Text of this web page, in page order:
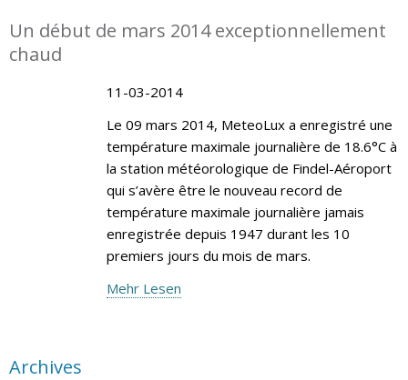
Un début de mars 2014 exceptionnellement
chaud
11-03-2014
Le 09 mars 2014, MeteoLux a enregistré une
température maximale journalière de 18.6°C à
la station météorologique de Findel-Aéroport
qui s’avère être le nouveau record de
température maximale journalière jamais
enregistrée depuis 1947 durant les 10
premiers jours du mois de mars.
Mehr Lesen
Archives